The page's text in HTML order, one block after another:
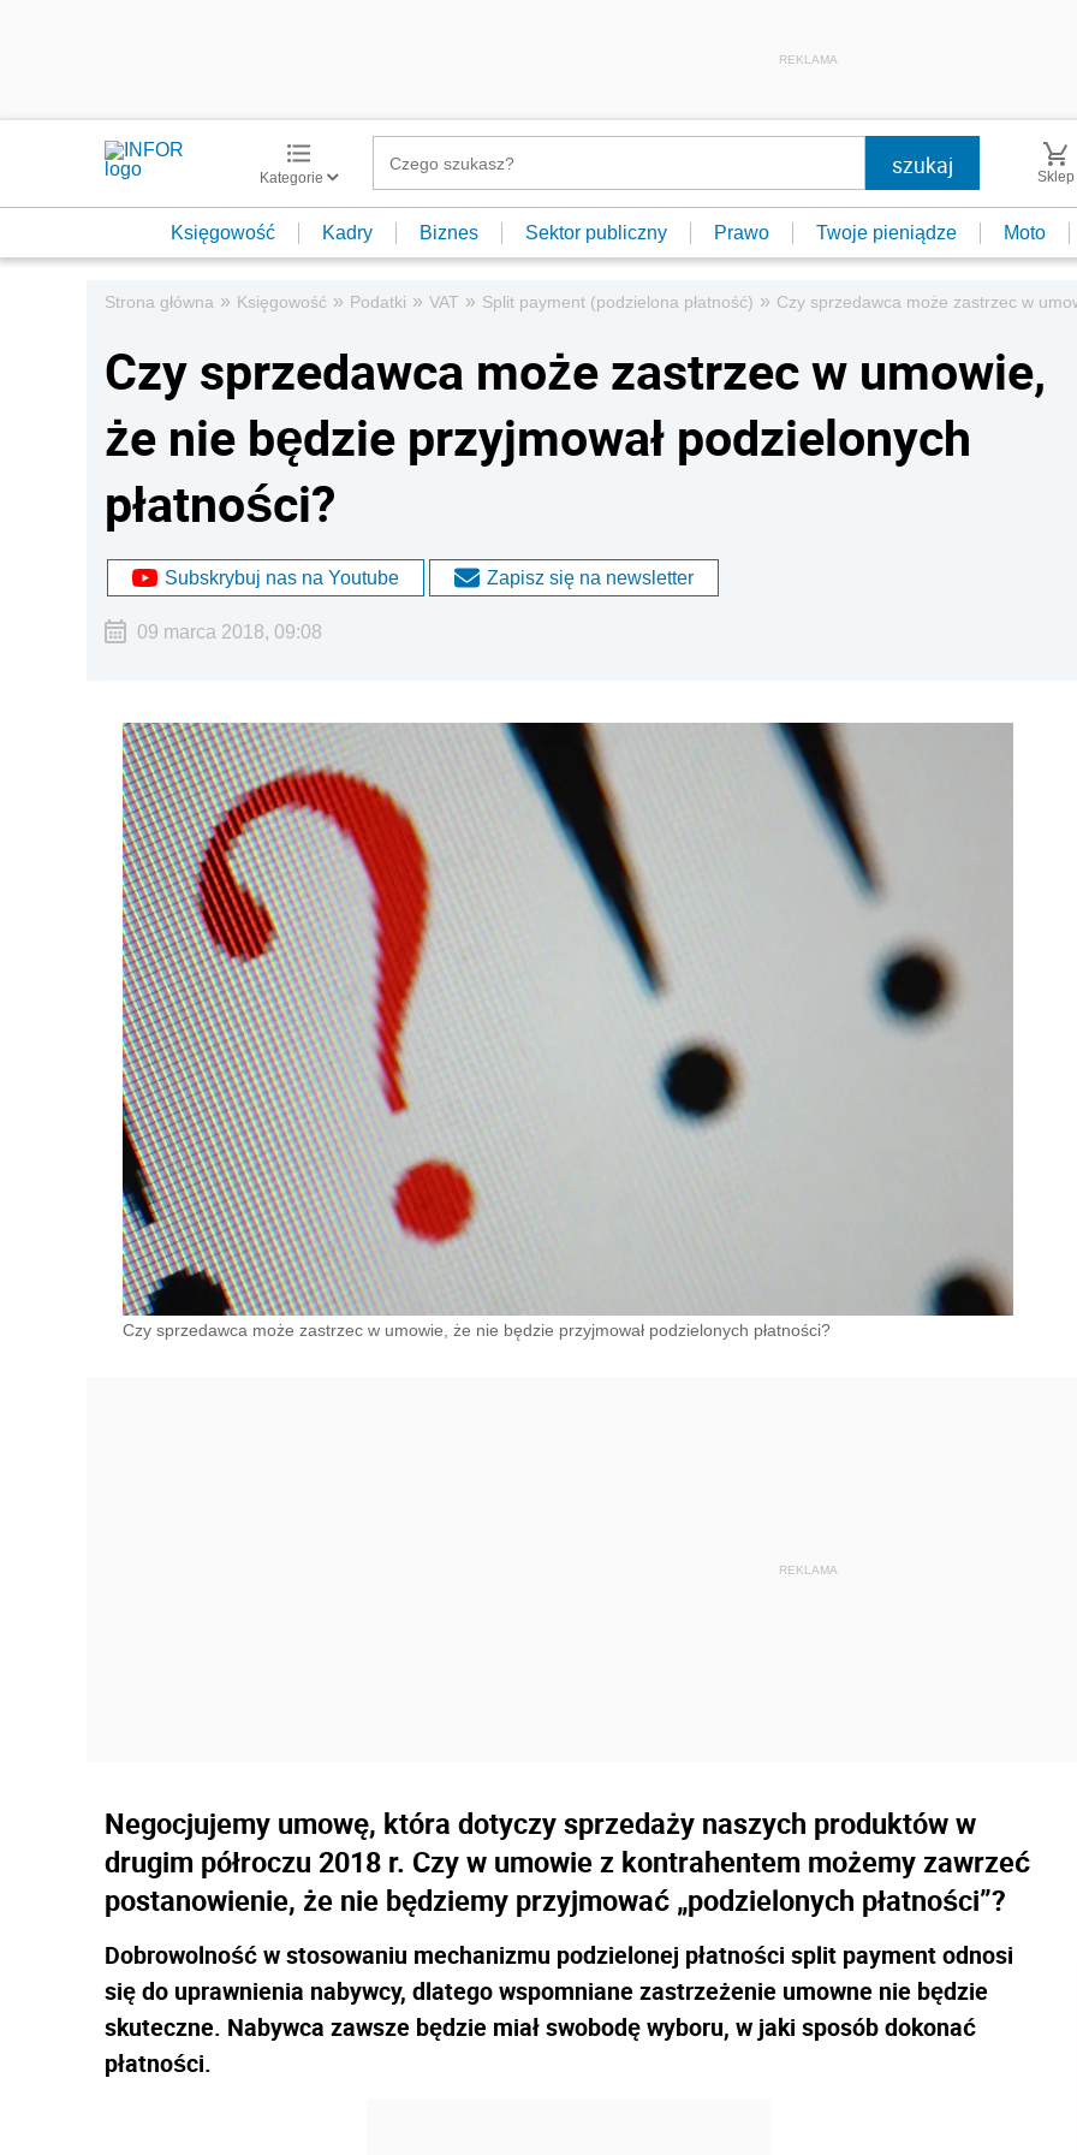
REKLAMA
Kategorie Sklep
Księgowość Kadry Biznes Sektor publiczny Prawo Twoje pieniądze Moto
Strona główna » Księgowość » Podatki » VAT » Split payment (podzielona płatność) » Czy sprzedawca może zastrzec w
Czy sprzedawca może zastrzec w umowie,
że nie będzie przyjmował podzielonych
płatności?
Subskrybuj nas na Youtube Zapisz się na newsletter
09 marca 2018, 09:08
Czy sprzedawca może zastrzec w umowie, że nie będzie przyjmował podzielonych płatności?
Negocjujemy umowę, która dotyczy sprzedaży naszych produktów w
drugim półroczu 2018 r. Czy w umowie z kontrahentem możemy zawrzeć
postanowienie, że nie będziemy przyjmować „podzielonych płatności”?
Dobrowolność w stosowaniu mechanizmu podzielonej płatności split payment odnosi
się do uprawnienia nabywcy, dlatego wspomniane zastrzeżenie umowne nie będzie
skuteczne. Nabywca zawsze będzie miał swobodę wyboru, w jaki sposób dokonać
płatności.